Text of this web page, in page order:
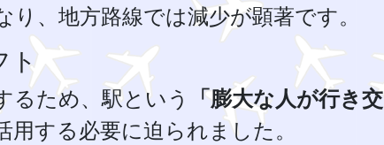
、地方路線では減少が顕著です。
るため、駅という
「膨大な人が行き交
する必要に迫られました。